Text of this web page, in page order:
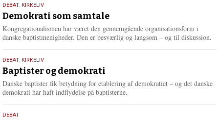
18.
maj
2026
DEBAT, KIRKELIV
Demokrati som samtale
Kongregationalismen har været den gennemgående organisationsform i
danske baptistmenigheder. Den er besværlig og langsom – og til diskussion.
18.
maj
2026
DEBAT, KIRKELIV
Baptister og demokrati
Danske baptister fik betydning for etablering af demokratiet – og det danske
demokrati har haft indflydelse på baptisterne.
18.
DEBAT